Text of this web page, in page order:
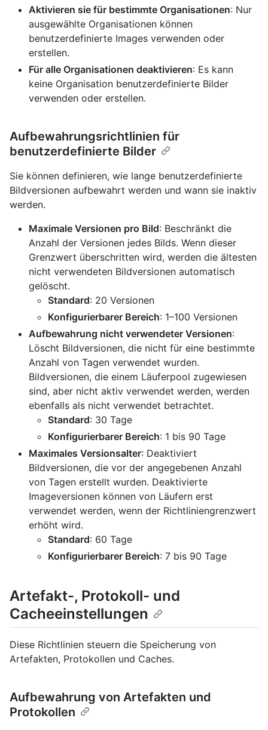
Aktivieren sie für bestimmte Organisationen: Nur
ausgewählte Organisationen können
benutzerdefinierte Images verwenden oder
erstellen.
Für alle Organisationen deaktivieren: Es kann
keine Organisation benutzerdefinierte Bilder
verwenden oder erstellen.
Aufbewahrungsrichtlinien für
benutzerdefinierte Bilder
Sie können definieren, wie lange benutzerdefinierte
Bildversionen aufbewahrt werden und wann sie inaktiv
werden.
Maximale Versionen pro Bild: Beschränkt die
Anzahl der Versionen jedes Bilds. Wenn dieser
Grenzwert überschritten wird, werden die ältesten
nicht verwendeten Bildversionen automatisch
gelöscht.
Standard: 20 Versionen
Konfigurierbarer Bereich: 1–100 Versionen
Aufbewahrung nicht verwendeter Versionen:
Löscht Bildversionen, die nicht für eine bestimmte
Anzahl von Tagen verwendet wurden.
Bildversionen, die einem Läuferpool zugewiesen
sind, aber nicht aktiv verwendet werden, werden
ebenfalls als nicht verwendet betrachtet.
Standard: 30 Tage
Konfigurierbarer Bereich: 1 bis 90 Tage
Maximales Versionsalter: Deaktiviert
Bildversionen, die vor der angegebenen Anzahl
von Tagen erstellt wurden. Deaktivierte
Imageversionen können von Läufern erst
verwendet werden, wenn der Richtliniengrenzwert
erhöht wird.
Standard: 60 Tage
Konfigurierbarer Bereich: 7 bis 90 Tage
Artefakt-, Protokoll- und
Cacheeinstellungen
Diese Richtlinien steuern die Speicherung von
Artefakten, Protokollen und Caches.
Aufbewahrung von Artefakten und
Protokollen